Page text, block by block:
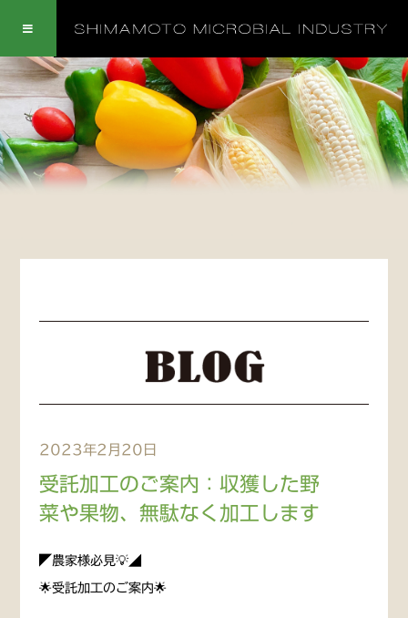
2023年2月20日
受託加工のご案内：収獲した野
菜や果物、無駄なく加工します
◤農家様必見💡◢
🌟受託加工のご案内🌟